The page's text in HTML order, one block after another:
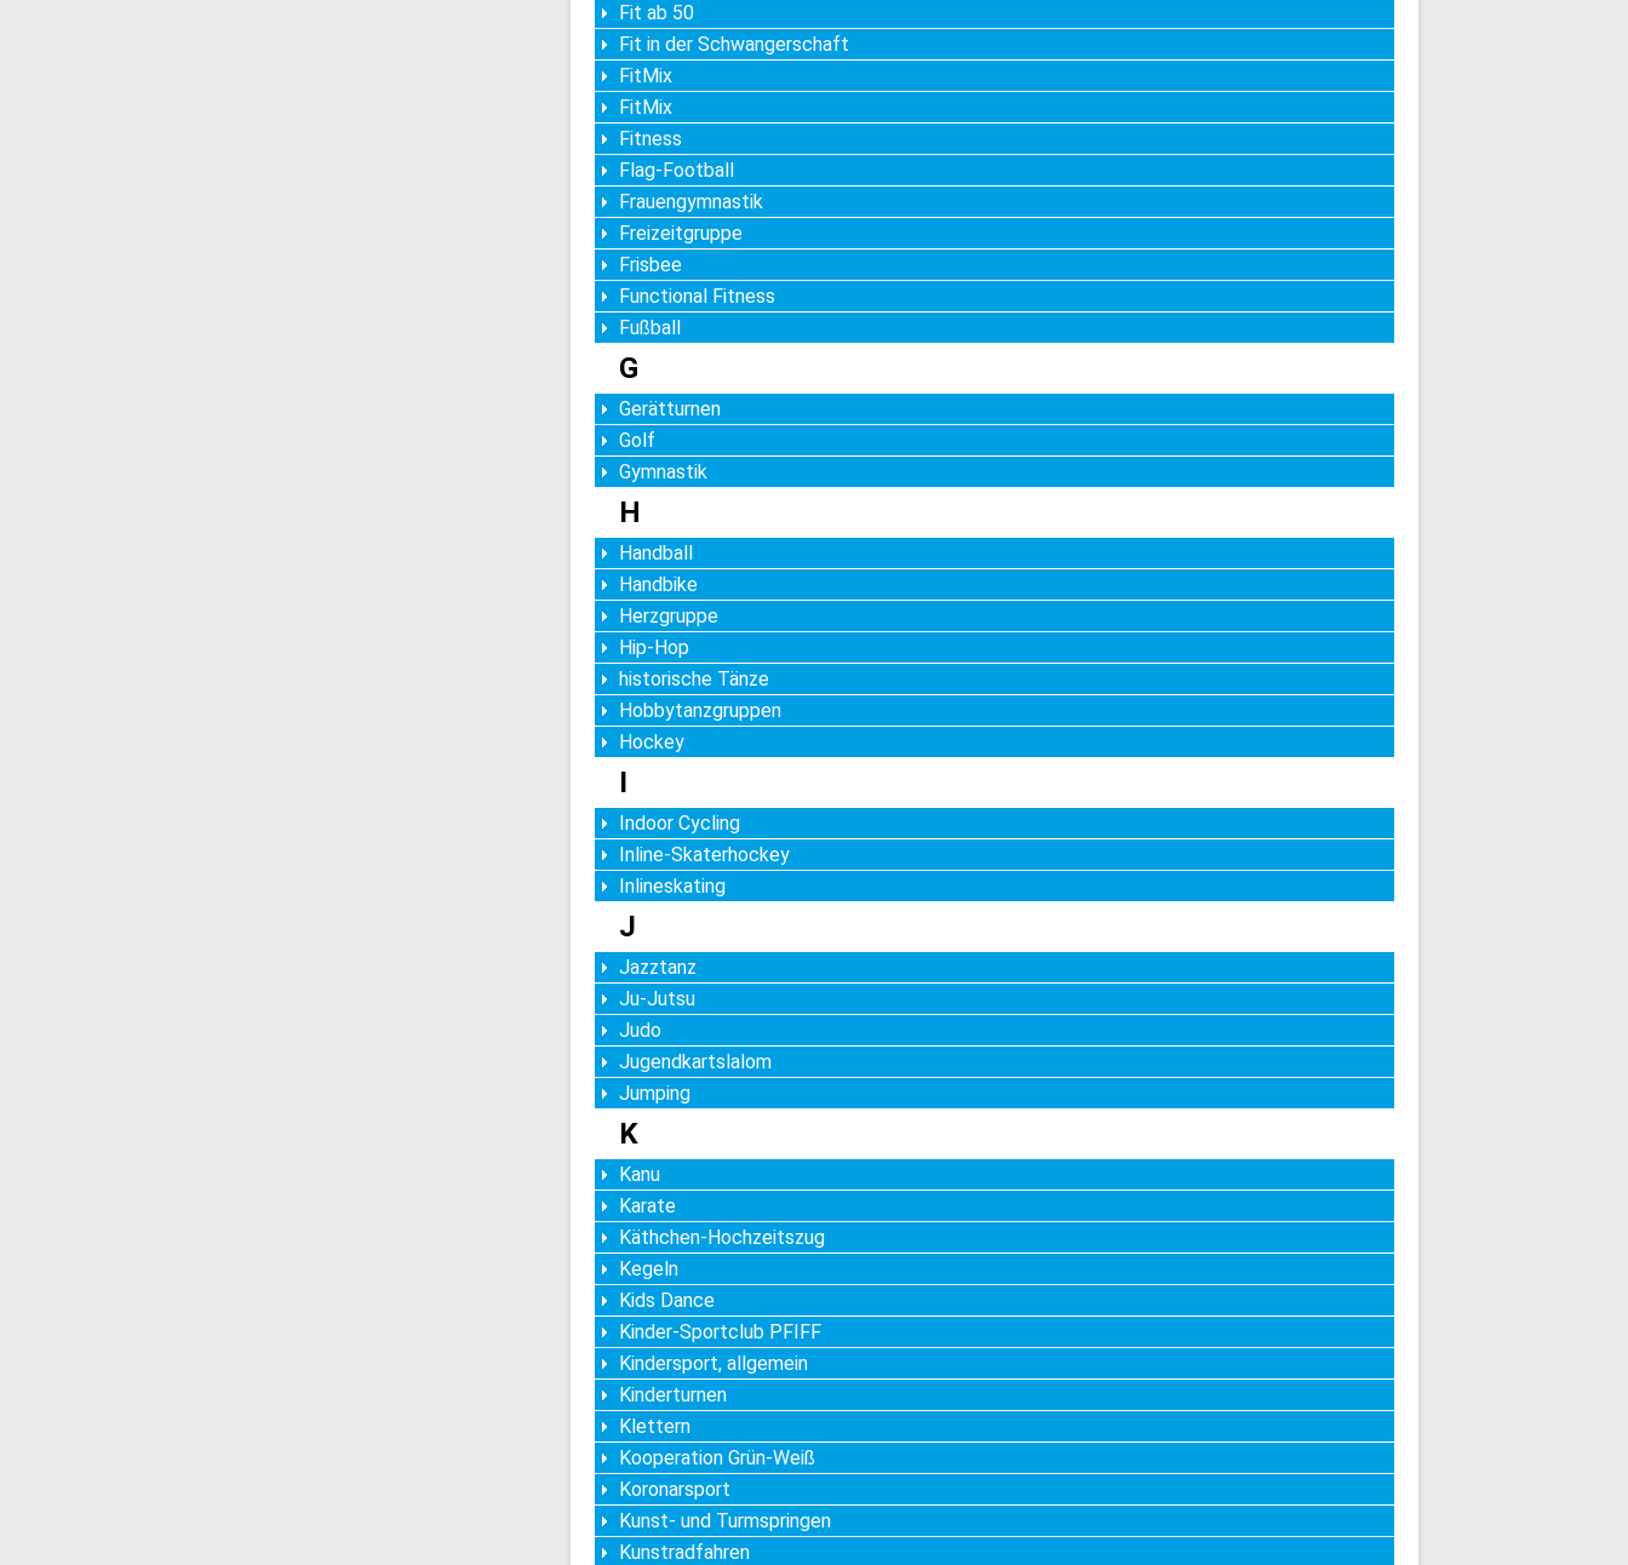
Fit ab 50
Fit in der Schwangerschaft
FitMix
FitMix
Fitness
Flag-Football
Frauengymnastik
Freizeitgruppe
Frisbee
Functional Fitness
Fußball
G
Gerätturnen
Golf
Gymnastik
H
Handball
Handbike
Herzgruppe
Hip-Hop
historische Tänze
Hobbytanzgruppen
Hockey
I
Indoor Cycling
Inline-Skaterhockey
Inlineskating
J
Jazztanz
Ju-Jutsu
Judo
Jugendkartslalom
Jumping
K
Kanu
Karate
Käthchen-Hochzeitszug
Kegeln
Kids Dance
Kinder-Sportclub PFIFF
Kindersport, allgemein
Kinderturnen
Klettern
Kooperation Grün-Weiß
Koronarsport
Kunst- und Turmspringen
Kunstradfahren